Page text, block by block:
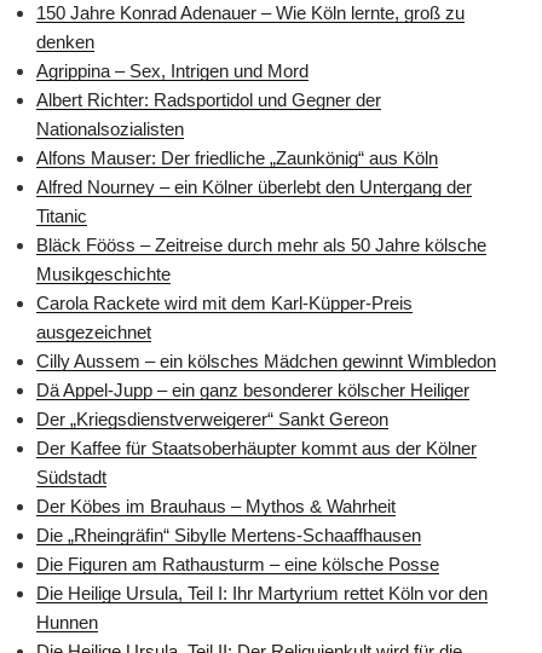
150 Jahre Konrad Adenauer – Wie Köln lernte, groß zu
denken
Agrippina – Sex, Intrigen und Mord
Albert Richter: Radsportidol und Gegner der
Nationalsozialisten
Alfons Mauser: Der friedliche „Zaunkönig“ aus Köln
Alfred Nourney – ein Kölner überlebt den Untergang der
Titanic
Bläck Fööss – Zeitreise durch mehr als 50 Jahre kölsche
Musikgeschichte
Carola Rackete wird mit dem Karl-Küpper-Preis
ausgezeichnet
Cilly Aussem – ein kölsches Mädchen gewinnt Wimbledon
Dä Appel-Jupp – ein ganz besonderer kölscher Heiliger
Der „Kriegsdienstverweigerer“ Sankt Gereon
Der Kaffee für Staatsoberhäupter kommt aus der Kölner
Südstadt
Der Köbes im Brauhaus – Mythos & Wahrheit
Die „Rheingräfin“ Sibylle Mertens-Schaaffhausen
Die Figuren am Rathausturm – eine kölsche Posse
Die Heilige Ursula, Teil I: Ihr Martyrium rettet Köln vor den
Hunnen